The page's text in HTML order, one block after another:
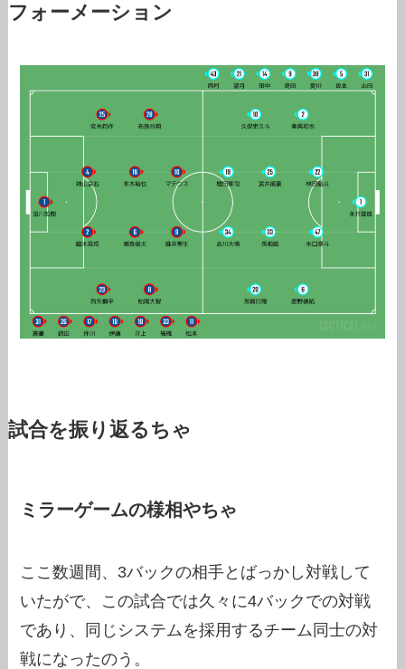
フォーメーション
試合を振り返るちゃ
ミラーゲームの様相やちゃ
ここ数週間、3バックの相手とばっかし対戦して
いたがで、この試合では久々に4バックでの対戦
であり、同じシステムを採用するチーム同士の対
戦になったのう。